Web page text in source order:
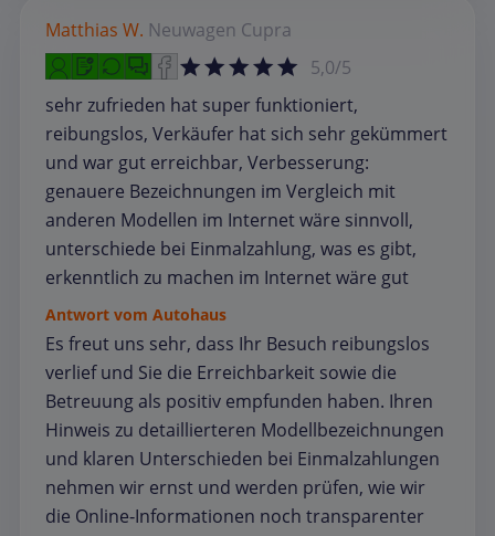
Matthias W. Neuwagen Cupra
5,0/5
sehr zufrieden hat super funktioniert,
reibungslos, Verkäufer hat sich sehr gekümmert
und war gut erreichbar, Verbesserung:
genauere Bezeichnungen im Vergleich mit
anderen Modellen im Internet wäre sinnvoll,
unterschiede bei Einmalzahlung, was es gibt,
erkenntlich zu machen im Internet wäre gut
Antwort vom Autohaus
Es freut uns sehr, dass Ihr Besuch reibungslos
verlief und Sie die Erreichbarkeit sowie die
Betreuung als positiv empfunden haben. Ihren
Hinweis zu detaillierteren Modellbezeichnungen
und klaren Unterschieden bei Einmalzahlungen
nehmen wir ernst und werden prüfen, wie wir
die Online‑Informationen noch transparenter